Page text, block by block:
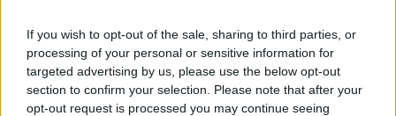
If you wish to opt-out of the sale, sharing to third parties, or
processing of your personal or sensitive information for
targeted advertising by us, please use the below opt-out
section to confirm your selection. Please note that after your
opt-out request is processed you may continue seeing
Fara Olivana con Sola (27)
Filago (50)
Fino del Monte (14)